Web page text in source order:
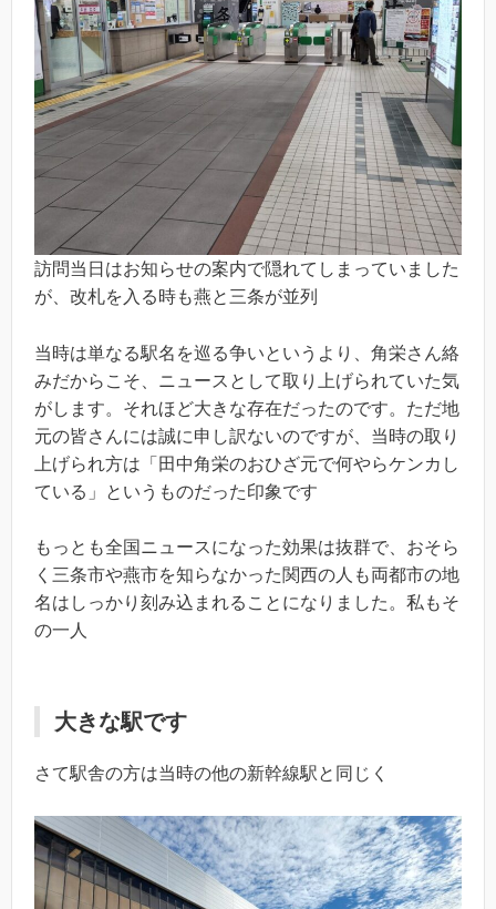
訪問当日はお知らせの案内で隠れてしまっていました
が、改札を入る時も燕と三条が並列
当時は単なる駅名を巡る争いというより、角栄さん絡
みだからこそ、ニュースとして取り上げられていた気
がします。それほど大きな存在だったのです。ただ地
元の皆さんには誠に申し訳ないのですが、当時の取り
上げられ方は「田中角栄のおひざ元で何やらケンカし
ている」というものだった印象です
もっとも全国ニュースになった効果は抜群で、おそら
く三条市や燕市を知らなかった関西の人も両都市の地
名はしっかり刻み込まれることになりました。私もそ
の一人
大きな駅です
さて駅舎の方は当時の他の新幹線駅と同じく